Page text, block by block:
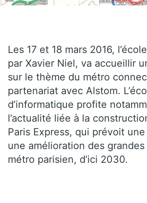
Les 17 et 18 mars 2016,
par Xavier Niel, va accueillir
sur le thème du métro
partenariat avec Alstom.
d’informatique profite
l’actualité liée à la
Paris Express, qui prévoit
une amélioration des
métro parisien, d’ici 2030.